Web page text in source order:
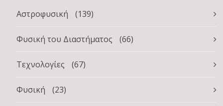
Αστροφυσική
(139)
Φυσική του Διαστήματος (66)
Τεχνολογίες (67)
Φυσική (23)